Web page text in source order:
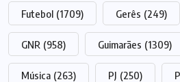
Futebol (1709) Gerês (249)
GNR (958) Guimarães (1309)
Música (263) PJ (250)